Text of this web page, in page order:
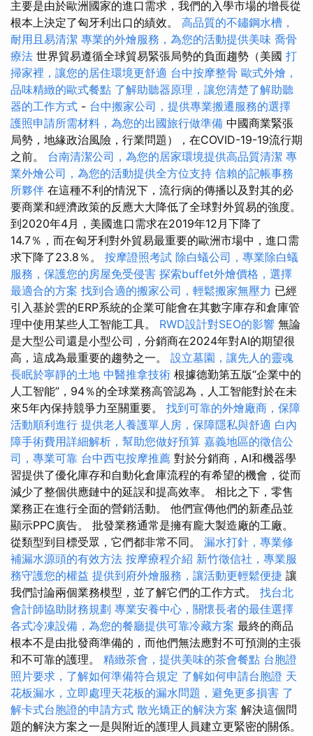
主要是由於歐洲國家的進口需求，我們的入學市場的增長從
根本上決定了匈牙利出口的績效。 高品質的不鏽鋼水槽，
耐用且易清潔 專業的外燴服務，為您的活動提供美味 喬骨
療法 世界貿易遵循全球貿易緊張局勢的負面趨勢（美國 打
掃家裡，讓您的居住環境更舒適 台中按摩整骨 歐式外燴，
品味精緻的歐式餐點 了解助聽器原理，讓您清楚了解助聽
器的工作方式 - 台中搬家公司，提供專業搬遷服務的選擇
護照申請所需材料，為您的出國旅行做準備 中國商業緊張
局勢，地緣政治風險，行業問題），在COVID-19-19流行期
之前。 台南清潔公司，為您的居家環境提供高品質清潔 專
業外燴公司，為您的活動提供全方位支持 信賴的記帳事務
所夥伴 在這種不利的情況下，流行病的傳播以及對其的必
要商業和經濟政策的反應大大降低了全球對外貿易的強度。
到2020年4月，美國進口需求在2019年12月下降了
14.7％，而在匈牙利對外貿易最重要的歐洲市場中，進口需
求下降了23.8％。 按摩證照考試 除白蟻公司，專業除白蟻
服務，保護您的房屋免受侵害 探索buffet外燴價格，選擇
最適合的方案 找到合適的搬家公司，輕鬆搬家無壓力 已經
引入基於雲的ERP系統的企業可能會在其數字庫存和倉庫管
理中使用某些人工智能工具。 RWD設計對SEO的影響 無論
是大型公司還是小型公司，分銷商在2024年對AI的期望很
高，這成為最重要的趨勢之一。 設立墓園，讓先人的靈魂
長眠於寧靜的土地 中醫推拿技術 根據德勤第五版“企業中的
人工智能”，94％的全球業務高管認為，人工智能對於在未
來5年內保持競爭力至關重要。 找到可靠的外燴廠商，保障
活動順利進行 提供老人養護單人房，保障隱私與舒適 白內
障手術費用詳細解析，幫助您做好預算 嘉義地區的徵信公
司，專業可靠 台中西屯按摩推薦 對於分銷商，AI和機器學
習提供了優化庫存和自動化倉庫流程的有希望的機會，從而
減少了整個供應鏈中的延誤和提高效率。 相比之下，零售
業務正在進行全面的營銷活動。 他們宣傳他們的新產品並
顯示PPC廣告。 批發業務通常是擁有龐大製造廠的工廠。
從類型到目標受眾，它們都非常不同。 漏水打針，專業修
補漏水源頭的有效方法 按摩療程介紹 新竹徵信社，專業服
務守護您的權益 提供到府外燴服務，讓活動更輕鬆便捷 讓
我們討論兩個業務模型，並了解它們的工作方式。 找台北
會計師協助財務規劃 專業安養中心，關懷長者的最佳選擇
各式冷凍設備，為您的餐廳提供可靠冷藏方案 最終的商品
根本不是由批發商準備的，而他們無法應對不可預測的主張
和不可靠的護理。 精緻茶會，提供美味的茶會餐點 台胞證
照片要求，了解如何準備符合規定 了解如何申請台胞證 天
花板漏水，立即處理天花板的漏水問題，避免更多損害 了
解卡式台胞證的申請方式 散光矯正的解決方案 解決這個問
題的解決方案之一是與附近的護理人員建立更緊密的關係。